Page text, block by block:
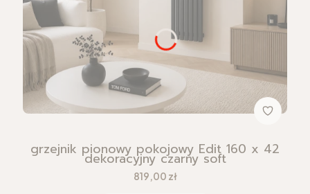
grzejnik pionowy pokojowy Edit 160 x 42
dekoracyjny czarny soft
Cena
819,00 zł